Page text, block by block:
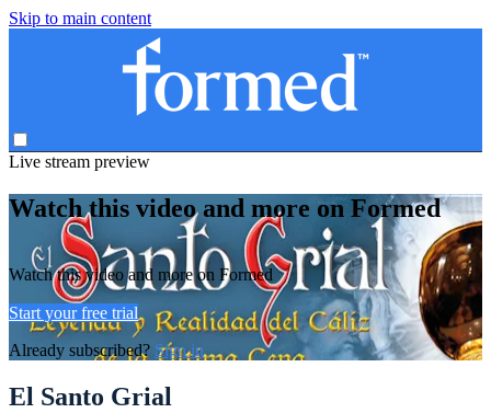
Skip to main content
Live stream preview
Watch this video and more on Formed
Watch this video and more on Formed
Start your free trial
Already subscribed? Sign in
El Santo Grial